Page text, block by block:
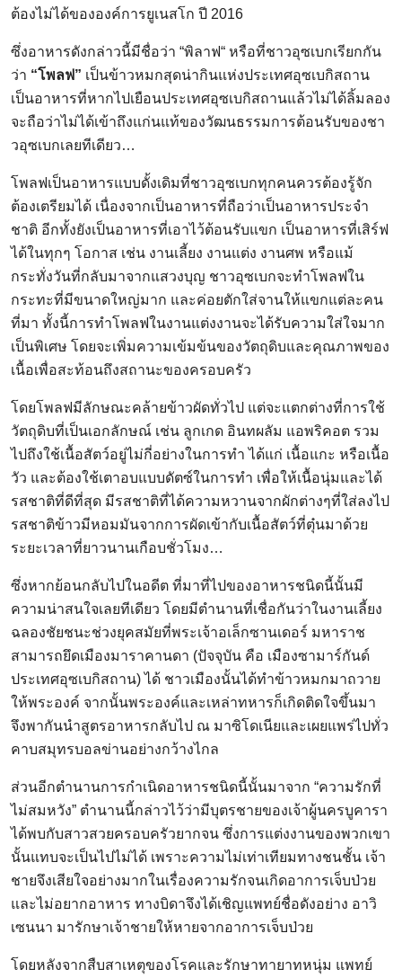
ต้องไม่ได้ขององค์การยูเนสโก ปี 2016
ซึ่งอาหารดังกล่าวนี้มีชื่อว่า “พิลาฟ“ หรือที่ชาวอุซเบกเรียกกัน
ว่า “โพลฟ” เป็นข้าวหมกสุดน่ากินแห่งประเทศอุซเบกิสถาน
เป็นอาหารที่หากไปเยือนประเทศอุซเบกิสถานแล้วไม่ได้ลิ้มลอง
จะถือว่าไม่ได้เข้าถึงแก่นแท้ของวัฒนธรรมการต้อนรับของชา
วอุซเบกเลยทีเดียว…
โพลฟเป็นอาหารแบบดั้งเดิมที่ชาวอุซเบกทุกคนควรต้องรู้จัก
ต้องเตรียมได้ เนื่องจากเป็นอาหารที่ถือว่าเป็นอาหารประจำ
ชาติ อีกทั้งยังเป็นอาหารที่เอาไว้ต้อนรับแขก เป็นอาหารที่เสิร์ฟ
ได้ในทุกๆ โอกาส เช่น งานเลี้ยง งานแต่ง งานศพ หรือแม้
กระทั่งวันที่กลับมาจากแสวงบุญ ชาวอุซเบกจะทำโพลฟใน
กระทะที่มีขนาดใหญ่มาก และค่อยตักใส่จานให้แขกแต่ละคน
ที่มา ทั้งนี้การทำโพลฟในงานแต่งงานจะได้รับความใส่ใจมาก
เป็นพิเศษ โดยจะเพิ่มความเข้มข้นของวัตถุดิบและคุณภาพของ
เนื้อเพื่อสะท้อนถึงสถานะของครอบครัว
โดยโพลฟมีลักษณะคล้ายข้าวผัดทั่วไป แต่จะแตกต่างที่การใช้
วัตถุดิบที่เป็นเอกลักษณ์ เช่น ลูกเกด อินทผลัม แอพริคอต รวม
ไปถึงใช้เนื้อสัตว์อยู่ไม่กี่อย่างในการทำ ได้แก่ เนื้อแกะ หรือเนื้อ
วัว และต้องใช้เตาอบแบบดัตซ์ในการทำ เพื่อให้เนื้อนุ่มและได้
รสชาติที่ดีที่สุด มีรสชาติที่ได้ความหวานจากผักต่างๆที่ใส่ลงไป
รสชาติข้าวมีหอมมันจากการผัดเข้ากับเนื้อสัตว์ที่ตุ๋นมาด้วย
ระยะเวลาที่ยาวนานเกือบชั่วโมง…
ซึ่งหากย้อนกลับไปในอดีต ที่มาที่ไปของอาหารชนิดนี้นั้นมี
ความน่าสนใจเลยทีเดียว โดยมีตำนานที่เชื่อกันว่าในงานเลี้ยง
ฉลองชัยชนะช่วงยุคสมัยที่พระเจ้าอเล็กซานเดอร์ มหาราช
สามารถยึดเมืองมาราคานดา (ปัจจุบัน คือ เมืองซามาร์กันด์
ประเทศอุซเบกิสถาน) ได้ ชาวเมืองนั้นได้ทำข้าวหมกมาถวาย
ให้พระองค์ จากนั้นพระองค์และเหล่าทหารก็เกิดติดใจขึ้นมา
จึงพากันนำสูตรอาหารกลับไป ณ มาซิโดเนียและเผยแพร่ไปทั่ว
คาบสมุทรบอลข่านอย่างกว้างไกล
ส่วนอีกตำนานการกำเนิดอาหารชนิดนี้นั้นมาจาก “ความรักที่
ไม่สมหวัง” ตำนานนี้กล่าวไว้ว่ามีบุตรชายของเจ้าผู้นครบูคารา
ได้พบกับสาวสวยครอบครัวยากจน ซึ่งการแต่งงานของพวกเขา
นั้นแทบจะเป็นไปไม่ได้ เพราะความไม่เท่าเทียมทางชนชั้น เจ้า
ชายจึงเสียใจอย่างมากในเรื่องความรักจนเกิดอาการเจ็บป่วย
และไม่อยากอาหาร ทางบิดาจึงได้เชิญแพทย์ชื่อดังอย่าง อาวิ
เซนนา มารักษาเจ้าชายให้หายจากอาการเจ็บป่วย
โดยหลังจากสืบสาเหตุของโรคและรักษาทายาทหนุ่ม แพทย์